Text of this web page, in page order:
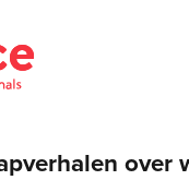
over